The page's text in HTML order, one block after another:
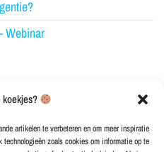
koekjes?
artikelen te verbeteren en om meer inspiratie
zoals cookies om informatie op te
Webinar